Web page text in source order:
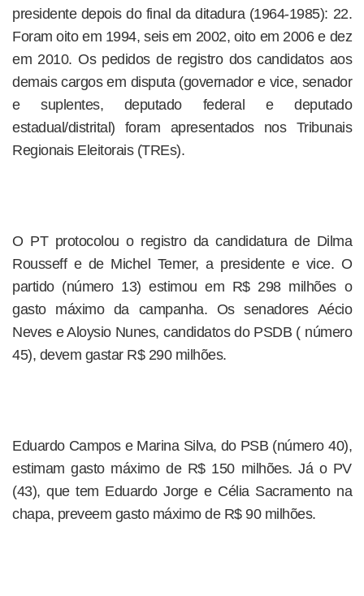
presidente depois do final da ditadura (1964-1985): 22.
Foram oito em 1994, seis em 2002, oito em 2006 e dez
em 2010. Os pedidos de registro dos candidatos aos
demais cargos em disputa (governador e vice, senador
e suplentes, deputado federal e deputado
estadual/distrital) foram apresentados nos Tribunais
Regionais Eleitorais (TREs).
O PT protocolou o registro da candidatura de Dilma
Rousseff e de Michel Temer, a presidente e vice. O
partido (número 13) estimou em R$ 298 milhões o
gasto máximo da campanha. Os senadores Aécio
Neves e Aloysio Nunes, candidatos do PSDB ( número
45), devem gastar R$ 290 milhões.
Eduardo Campos e Marina Silva, do PSB (número 40),
estimam gasto máximo de R$ 150 milhões. Já o PV
(43), que tem Eduardo Jorge e Célia Sacramento na
chapa, preveem gasto máximo de R$ 90 milhões.